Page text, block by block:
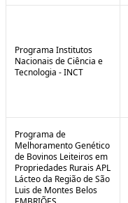
Programa Institutos
Nacionais de Ciência e
Tecnologia - INCT
Programa de
Melhoramento Genético
de Bovinos Leiteiros em
Propriedades Rurais APL
Lácteo da Região de São
Luis de Montes Belos